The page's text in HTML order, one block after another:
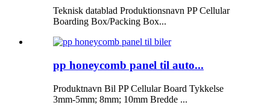
Teknisk datablad Produktionsnavn PP Cellular
Boarding Box/Packing Box...
pp honeycomb panel til auto...
Produktnavn Bil PP Cellular Board Tykkelse
3mm-5mm; 8mm; 10mm Bredde ...